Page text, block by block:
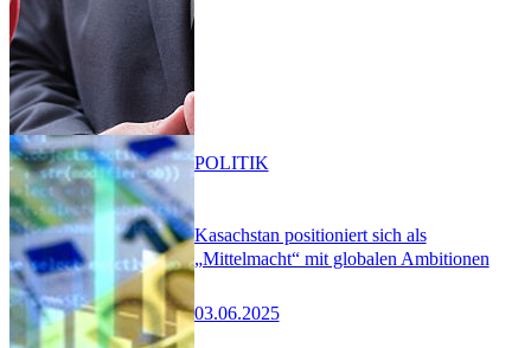
Kasachstan positioniert sich als
„Mittelmacht“ mit globalen Ambitionen
03.06.2025
POLITIK